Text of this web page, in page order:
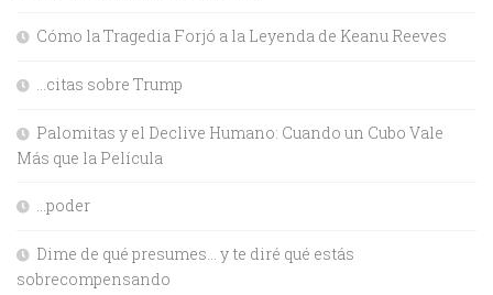
Cómo la Tragedia Forjó a la Leyenda de Keanu Reeves
…citas sobre Trump
Palomitas y el Declive Humano: Cuando un Cubo Vale
Más que la Película
…poder
Dime de qué presumes… y te diré qué estás
sobrecompensando